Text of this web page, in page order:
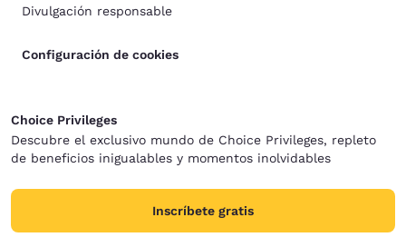
Divulgación responsable
Configuración de cookies
Choice Privileges
Descubre el exclusivo mundo de Choice Privileges, repleto
de beneficios inigualables y momentos inolvidables
Inscríbete gratis